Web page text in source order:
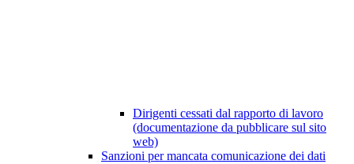
Dirigenti cessati dal rapporto di lavoro
(documentazione da pubblicare sul sito
web)
Sanzioni per mancata comunicazione dei dati